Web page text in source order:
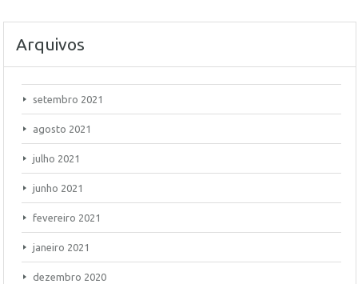
Arquivos
setembro 2021
agosto 2021
julho 2021
junho 2021
fevereiro 2021
janeiro 2021
dezembro 2020